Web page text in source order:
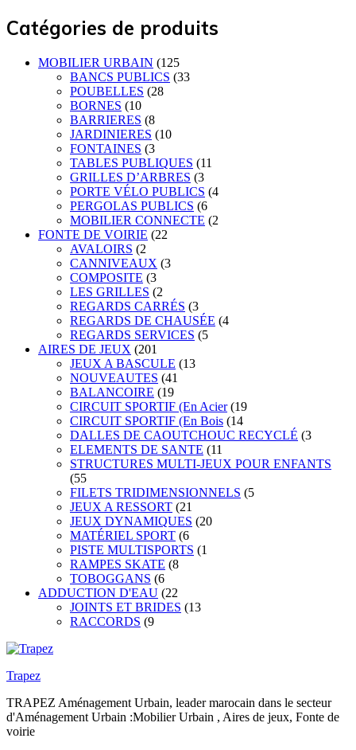
Catégories de produits
MOBILIER URBAIN (125
BANCS PUBLICS (33
POUBELLES (28
BORNES (10
BARRIERES (8
JARDINIERES (10
FONTAINES (3
TABLES PUBLIQUES (11
GRILLES D’ARBRES (3
PORTE VÉLO PUBLICS (4
PERGOLAS PUBLICS (6
MOBILIER CONNECTE (2
FONTE DE VOIRIE (22
AVALOIRS (2
CANNIVEAUX (3
COMPOSITE (3
LES GRILLES (2
REGARDS CARRÉS (3
REGARDS DE CHAUSÉE (4
REGARDS SERVICES (5
AIRES DE JEUX (201
JEUX A BASCULE (13
NOUVEAUTES (41
BALANCOIRE (19
CIRCUIT SPORTIF (En Acier (19
CIRCUIT SPORTIF (En Bois (14
DALLES DE CAOUTCHOUC RECYCLÉ (3
ELEMENTS DE SANTE (11
STRUCTURES MULTI-JEUX POUR ENFANTS
(55
FILETS TRIDIMENSIONNELS (5
JEUX A RESSORT (21
JEUX DYNAMIQUES (20
MATÉRIEL SPORT (6
PISTE MULTISPORTS (1
RAMPES SKATE (8
TOBOGGANS (6
ADDUCTION D'EAU (22
JOINTS ET BRIDES (13
RACCORDS (9
Trapez
TRAPEZ Aménagement Urbain, leader marocain dans le secteur
d'Aménagement Urbain :Mobilier Urbain , Aires de jeux, Fonte de
voirie